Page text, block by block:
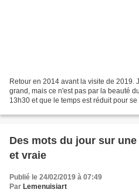
Retour en 2014 avant la visite de 2019.
grand, mais ce n'est pas par la beauté
13h30 et que le temps est réduit pour
Des mots du jour sur
et vraie
Publié le 24/02/2019 à 07:49
Par Lemenuisiart